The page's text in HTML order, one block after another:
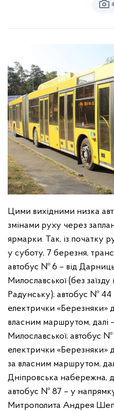
Цими вихідними низка
змінами руху через
ярмарки. Так, із початку
у суботу, 7 березня,
️автобус № 6 – від
Милославської (без заїзду
Радунську); ️автобус № 44 –
електрички «Березняки»
власним маршрутом, далі
Милославської; ️автобус №
електрички «Березняки»
за власним маршрутом,
Дніпровська набережна,
️автобус № 87 – у
Митрополита Андрея